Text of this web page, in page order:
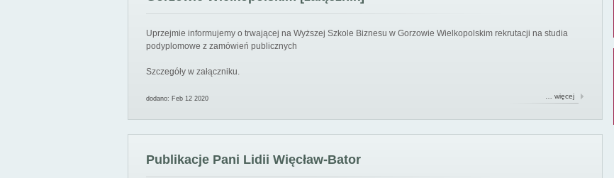
Uprzejmie informujemy o trwającej na Wyższej Szkole Biznesu w Gorzowie Wielkopolskim rekrutacji na studia
podyplomowe z zamówień publicznych
Szczegóły w załączniku.
dodano: Feb 12 2020 … więcej
Publikacje Pani Lidii Więcław-Bator